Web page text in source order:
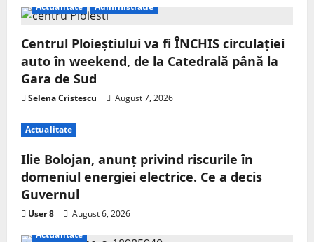
Actualitate Administratie
Centrul Ploieștiului va fi ÎNCHIS circulației
auto în weekend, de la Catedrală până la
Gara de Sud
Selena Cristescu August 7, 2026
Actualitate
Ilie Bolojan, anunț privind riscurile în
domeniul energiei electrice. Ce a decis
Guvernul
User 8
August 6, 2026
Actualitate